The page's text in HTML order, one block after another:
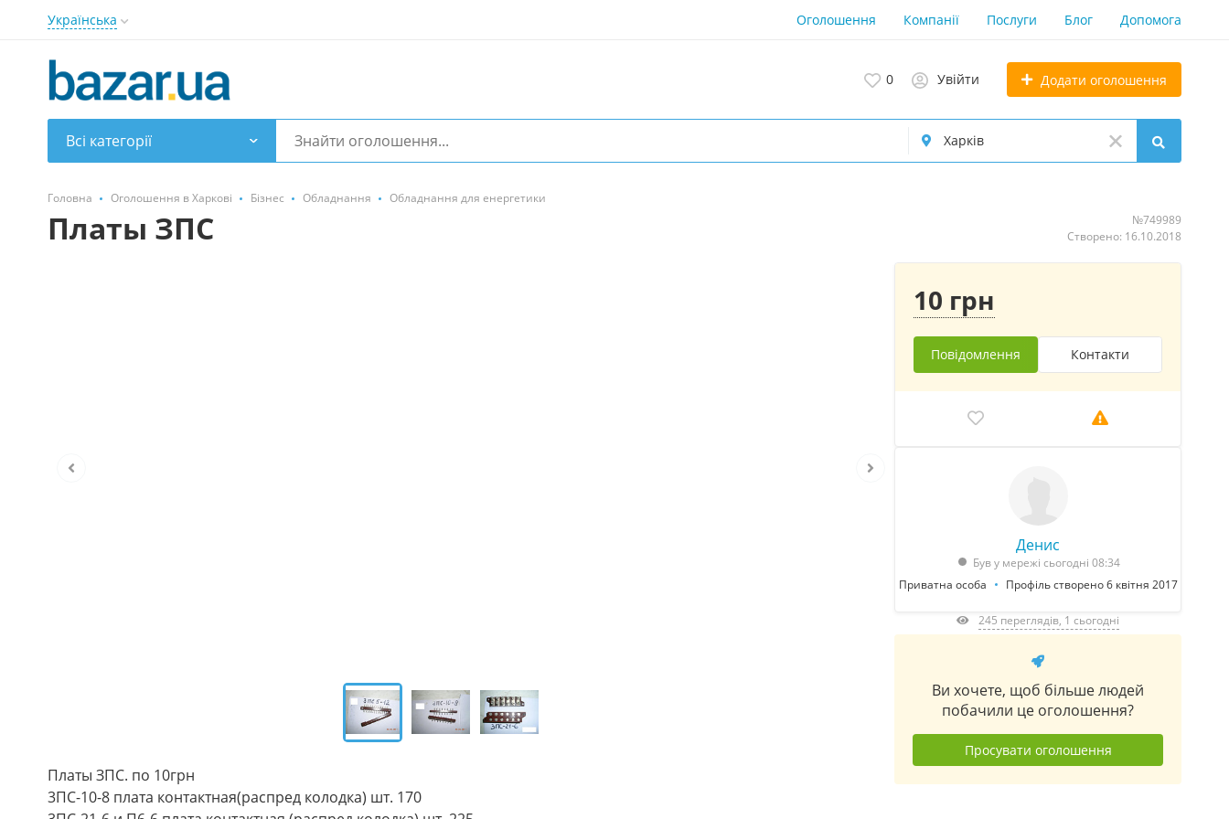
Українська Оголошення Компанії Послуги Блог Допомога
0 Увійти Додати оголошення
Всі категорії
Головна Оголошення в Харкові Бізнес Обладнання Обладнання для енергетики
Платы ЗПС
№749989
Створено: 16.10.2018
Платы ЗПС. по 10грн
3ПС-10-8 плата контактная(распред колодка) шт. 170
10 грн
Повідомлення Контакти
Денис
Був у мережі сьогодні 08:34
Приватна особа
Профіль створено 6 квітня 2017
245 переглядів, 1 сьогодні
Ви хочете, щоб більше людей
побачили це оголошення?
Просувати оголошення